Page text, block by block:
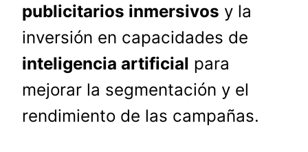
publicitarios inmersivos y la
inversión en capacidades de
inteligencia artificial para
mejorar la segmentación y el
rendimiento de las campañas.